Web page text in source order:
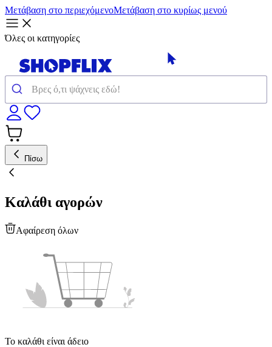
Μετάβαση στο περιεχόμενοΜετάβαση στο κυρίως μενού
Όλες οι κατηγορίες
Πίσω
Καλάθι αγορών
Αφαίρεση όλων
Το καλάθι είναι άδειο